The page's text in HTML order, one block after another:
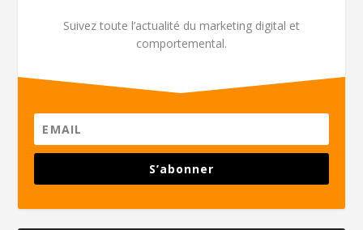
Suivez toute l’actualité du marketing digital et
comportemental.
S’abonner